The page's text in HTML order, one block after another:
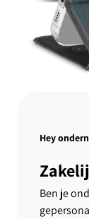
Hey
Ben je